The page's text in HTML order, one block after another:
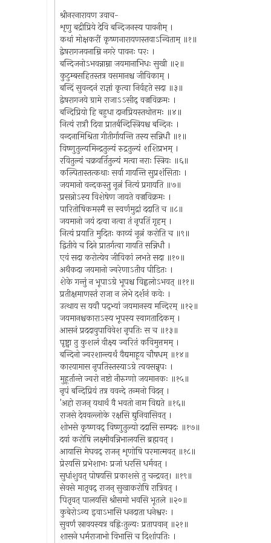
श्रीनरनारायण उवाच-
शृणु बद्रीप्रिये देवि बन्दिजनस्य पावनीम् ।
कथां मोक्षकरीं कृष्णनारायणस्तवाऽन्विताम् ॥१॥
द्वेषरागजयनाम्नि नगरे पावनः परः ।
बन्दिजनोऽभवन्नाम्ना जयमानाभिधः सुखी ॥२॥
कुटुम्बसहितस्तत्र वसमानश्च जीविकाम् ।
बन्दिं सुवन्दनं राज्ञां कृत्वा निर्वहते सदा ॥३॥
द्वेषरागजये ग्रामे राजाऽऽसीद् वज्रविक्रमः ।
बन्दिप्रियो हि बहुधा दानप्रियस्तथोत्तमः ॥४॥
नित्यं रात्रौ दिवा प्रातर्बन्दिस्त्रियश्च बन्दिनः ।
वन्दनामिश्रिता गीतीर्गायन्ति तस्य सन्निधौ ॥१॥
विष्णुतुल्यमिन्द्रतुल्यं रुद्रतुल्यं शशिप्रभम् ।
रवितुल्यं चक्रवर्तितुल्यं मत्वा नराः स्त्रियः ॥६॥
कल्पितास्तत्कथाः सर्वा गायन्ति सुप्रशंसिताः ।
जयमानो वन्दकस्तु नूत्नं नित्यं प्रगायति ॥७॥
प्रसन्नोऽस्य विशेषेण जायते वज्रविक्रमः ।
पारितोषिकमस्मै स स्वर्णमुद्रां ददाति च ॥८॥
जयमानो जयं दत्वा नत्वा तं नृपतिं गृहम् ।
नित्यं प्रयाति मुदितः काव्यं नूत्नं करोति च ॥९॥
द्वितीये च दिने प्रातर्गत्वा गायति सन्निधौ ।
एवं सदा करोत्येव जीविकां लभते सदा ॥१०॥
अथैकदा जयमानो ज्वरेणाऽतीव पीडितः ।
शेके गन्तुं न भूपाऽग्रे भूपश्च विह्वलोऽभवत् ॥११॥
प्रतीक्षमाणस्तं राजा न लेभे दर्शनं कवेः ।
उत्थाय स ययौ पद्भ्यां जयमानस्य मन्दिरम् ॥१२॥
जयमानश्चकाराऽस्य भूपस्य स्वागतादिकम् ।
आसनं प्रददावुपाविवेश नृपतिः स च ॥१३॥
पृष्ट्वा तु कुशलं वीक्ष्य ज्वरितं कविमुत्तमम् ।
बन्दिनो ज्वरशान्त्यर्थं वैद्यमाहूय चौषधम् ॥१४॥
कारयामास नृपतिस्तस्याऽग्रे त्ववसन्नृपः ।
मुहूर्तान्ते ज्वरो नष्टो नीरुग्णो जयमानकः ॥१५॥
नृपं बन्दिप्रियं तत्र ववन्दे तन्मनो विदन् ।
'अहो राजन् यथार्थं वै भवतो नाम विद्यते ॥१६॥
राजसे देववल्लोके रक्षसि द्युनिवासिवत् ।
शोभसे कृष्णवद् विष्णुतुल्यो ददासि सम्पदः ॥१७॥
दयां करोषि लक्ष्मीवन्निभालयसि ब्रह्मवत् ।
आयासि मेघवद् राजन् शृणोषि परमात्मवत् ॥१८॥
प्रेरयसि प्रभेशाभः प्रजां धरसि धर्मवत् ।
सुधांशुवत् पोषयसि प्रकाशसे तु चन्द्रवत्। ॥१९॥
सेवसे मातृवद् राजन् सुखाकरोषि रात्रिवत् ।
पितृवत् पालयसि श्रीसमो भवसि भूतले ॥२०॥
कुबेरोऽन्य इवाऽभासि धनदाता धनेश्वरः ।
सुवर्णं स्रावयस्यत्र वह्निःतुल्यः प्रतापवान् ॥२१॥
शासने धर्मराजाभो विभासि च दिशांपतिः ।